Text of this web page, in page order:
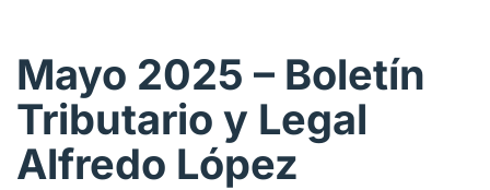
Mayo 2025 – Boletín
Tributario y Legal
Alfredo López